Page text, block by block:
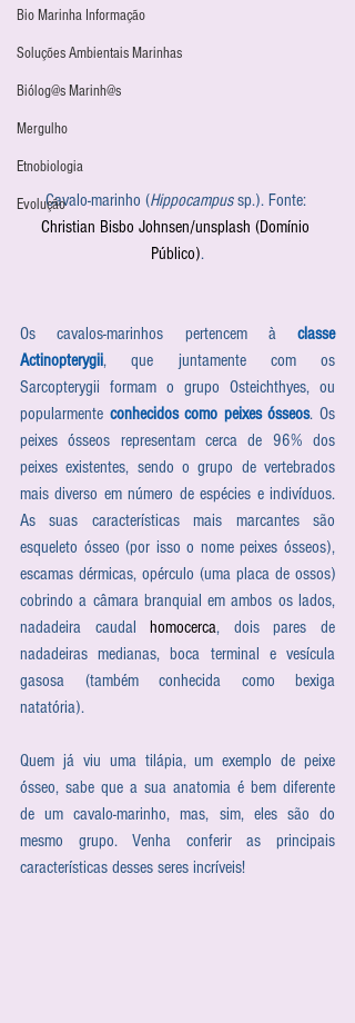
Bio Marinha Informação
Soluções Ambientais Marinhas
Biólog@s Marinh@s
Mergulho
Etnobiologia
EvoluçãoCavalo-marinho (Hippocampus sp.). Fonte:
Christian Bisbo Johnsen/unsplash (Domínio
Público).
Os cavalos-marinhos pertencem à classe
Actinopterygii, que juntamente com os
Sarcopterygii formam o grupo Osteichthyes, ou
popularmente conhecidos como peixes ósseos. Os
peixes ósseos representam cerca de 96% dos
peixes existentes, sendo o grupo de vertebrados
mais diverso em número de espécies e indivíduos.
As suas características mais marcantes são
esqueleto ósseo (por isso o nome peixes ósseos),
escamas dérmicas, opérculo (uma placa de ossos)
cobrindo a câmara branquial em ambos os lados,
nadadeira caudal homocerca, dois pares de
nadadeiras medianas, boca terminal e vesícula
gasosa (também conhecida como bexiga
natatória).
Quem já viu uma tilápia, um exemplo de peixe
ósseo, sabe que a sua anatomia é bem diferente
de um cavalo-marinho, mas, sim, eles são do
mesmo grupo. Venha conferir as principais
características desses seres incríveis!